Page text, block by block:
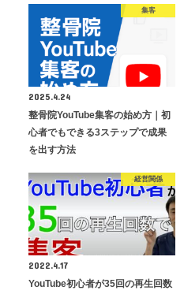
集客
2025.4.24
整骨院YouTube集客の始め方｜初
心者でもできる3ステップで成果
を出す方法
経営関係
2022.4.17
YouTube初心者が35回の再生回数